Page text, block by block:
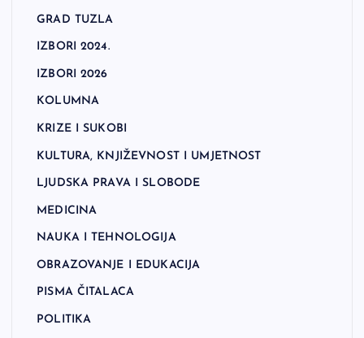
GRAD TUZLA
IZBORI 2024.
IZBORI 2026
KOLUMNA
KRIZE I SUKOBI
KULTURA, KNJIŽEVNOST I UMJETNOST
LJUDSKA PRAVA I SLOBODE
MEDICINA
NAUKA I TEHNOLOGIJA
OBRAZOVANJE I EDUKACIJA
PISMA ČITALACA
POLITIKA